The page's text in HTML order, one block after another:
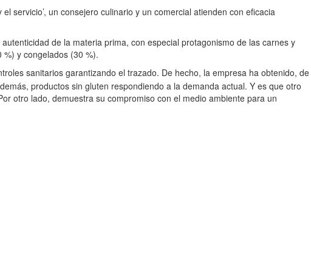
servicio’, un consejero culinario y un comercial atienden con eficacia
de la materia prima, con especial protagonismo de las carnes y
y congelados (30 %).
sanitarios garantizando el trazado. De hecho, la empresa ha obtenido, de
productos sin gluten respondiendo a la demanda actual. Y es que otro
otro lado, demuestra su compromiso con el medio ambiente para un